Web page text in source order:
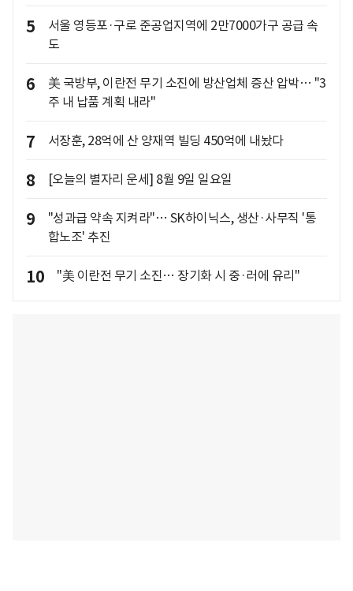
5
서울 영등포·구로 준공업지역에 2만7000가구 공급 속
도
6
美 국방부, 이란전 무기 소진에 방산업체 증산 압박… "3
주 내 납품 계획 내라"
7 서장훈, 28억에 산 양재역 빌딩 450억에 내놨다
8 [오늘의 별자리 운세] 8월 9일 일요일
9
"성과급 약속 지켜라"… SK하이닉스, 생산·사무직 '통
합노조' 추진
10 "美 이란전 무기 소진… 장기화 시 중·러에 유리"